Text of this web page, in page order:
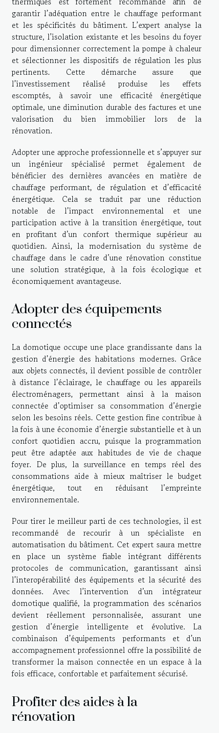
garantir l’adéquation entre le chauffage performant
et les spécificités du bâtiment. L’expert analyse la
structure, l’isolation existante et les besoins du foyer
pour dimensionner correctement la pompe à chaleur
et sélectionner les dispositifs de régulation les plus
pertinents. Cette démarche assure que
l’investissement réalisé produise les effets
escomptés, à savoir une efficacité énergétique
optimale, une diminution durable des factures et une
valorisation du bien immobilier lors de la
rénovation.
Adopter une approche professionnelle et s’appuyer sur
un ingénieur spécialisé permet également de
bénéficier des dernières avancées en matière de
chauffage performant, de régulation et d’efficacité
énergétique. Cela se traduit par une réduction
notable de l’impact environnemental et une
participation active à la transition énergétique, tout
en profitant d’un confort thermique supérieur au
quotidien. Ainsi, la modernisation du système de
chauffage dans le cadre d’une rénovation constitue
une solution stratégique, à la fois écologique et
économiquement avantageuse.
Adopter des équipements
connectés
La domotique occupe une place grandissante dans la
gestion d’énergie des habitations modernes. Grâce
aux objets connectés, il devient possible de contrôler
à distance l’éclairage, le chauffage ou les appareils
électroménagers, permettant ainsi à la maison
connectée d’optimiser sa consommation d’énergie
selon les besoins réels. Cette gestion fine contribue à
la fois à une économie d’énergie substantielle et à un
confort quotidien accru, puisque la programmation
peut être adaptée aux habitudes de vie de chaque
foyer. De plus, la surveillance en temps réel des
consommations aide à mieux maîtriser le budget
énergétique, tout en réduisant l’empreinte
environnementale.
Pour tirer le meilleur parti de ces technologies, il est
recommandé de recourir à un spécialiste en
automatisation du bâtiment. Cet expert saura mettre
en place un système fiable intégrant différents
protocoles de communication, garantissant ainsi
l’interopérabilité des équipements et la sécurité des
données. Avec l’intervention d’un intégrateur
domotique qualifié, la programmation des scénarios
devient réellement personnalisée, assurant une
gestion d’énergie intelligente et évolutive. La
combinaison d’équipements performants et d’un
accompagnement professionnel offre la possibilité de
transformer la maison connectée en un espace à la
fois efficace, confortable et parfaitement sécurisé.
Profiter des aides à la
rénovation